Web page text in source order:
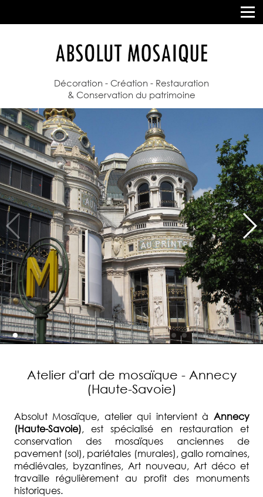
Décoration - Création - Restauration
& Conservation du patrimoine
Atelier d'art de mosaïque - Annecy
(Haute-Savoie)
Absolut Mosaïque, atelier qui intervient à Annecy
(Haute-Savoie), est spécialisé en restauration et
conservation des mosaïques anciennes de
pavement (sol), pariétales (murales), gallo romaines,
médiévales, byzantines, Art nouveau, Art déco et
travaille régulièrement au profit des monuments
historiques.